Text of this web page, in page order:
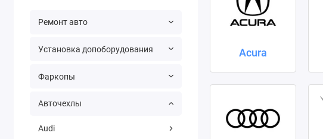
Ремонт авто
Установка допоборудования
Фаркопы
Авточехлы
Audi
Acura